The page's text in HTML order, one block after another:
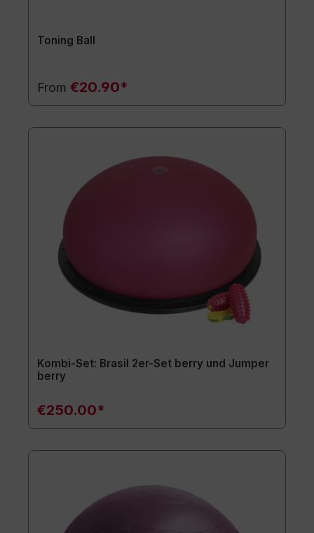
Toning Ball
From €20.90*
Kombi-Set: Brasil 2er-Set berry und Jumper
berry
€250.00*